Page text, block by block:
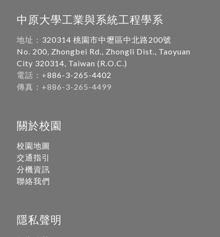
中原大學工業與系統工程學系
地址： 320314 桃園市中壢區中北路200號
No. 200, Zhongbei Rd., Zhongli Dist., Taoyuan
City 320314, Taiwan (R.O.C.)
電話：+886-3-265-4402
傳真：+886-3-265-4499
關於校園
校園地圖
交通指引
分機資訊
聯絡我們
隱私聲明